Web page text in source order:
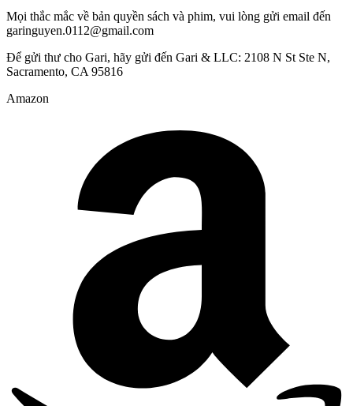
Mọi thắc mắc về bản quyền sách và phim, vui lòng gửi email đến
garinguyen.0112@gmail.com
Để gửi thư cho Gari, hãy gửi đến Gari & LLC: 2108 N St Ste N,
Sacramento, CA 95816
Amazon